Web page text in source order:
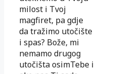
milost i Tvoj
magfiret, pa gdje
da tražimo utočište
i spas? Bože, mi
nemamo drugog
utočišta osimTebe i